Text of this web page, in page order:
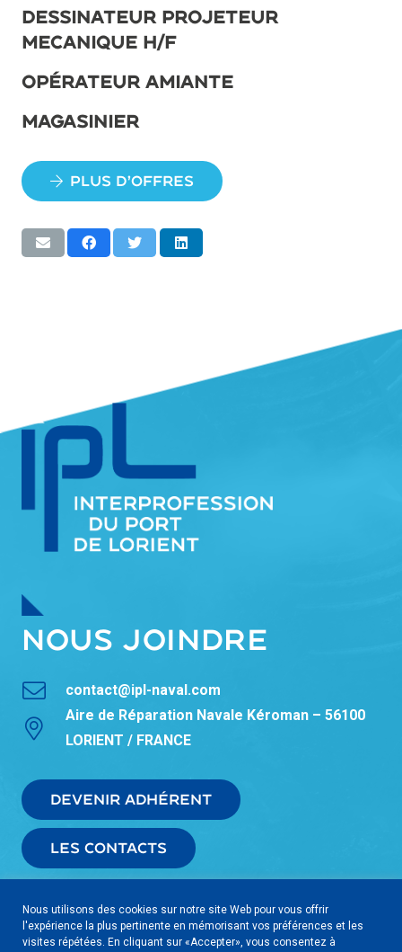
DESSINATEUR PROJETEUR
MECANIQUE H/F
Opérateur Amiante
Magasinier
Plus d’offres
NOUS JOINDRE
contact@ipl-naval.com
Aire de Réparation Navale Kéroman – 56100
LORIENT / FRANCE
DEVENIR ADHÉRENT
LES CONTACTS
Nous utilisons des cookies sur notre site Web pour vous offrir
l'expérience la plus pertinente en mémorisant vos préférences et les
visites répétées. En cliquant sur «Accepter», vous consentez à